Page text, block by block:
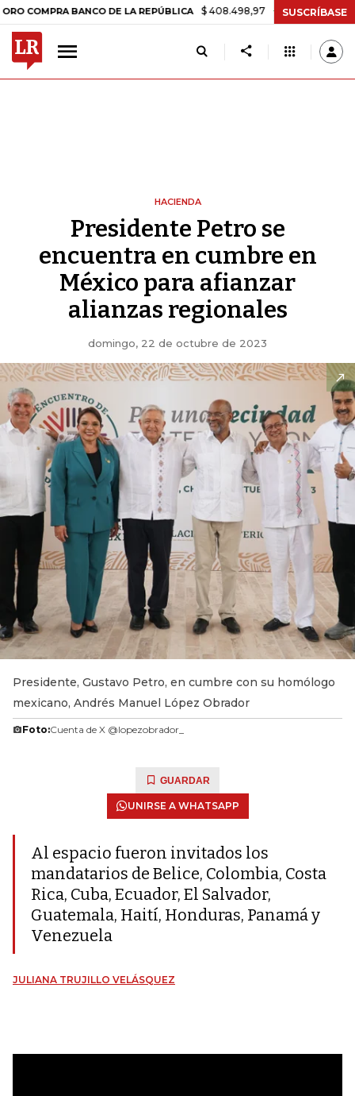
BANCO DE LA REPÚBLICA $ 408.498,97 +$ 8.753,81 +2,19%
SUSCRÍBASE
HACIENDA
Presidente Petro se
encuentra en cumbre en
México para afianzar
alianzas regionales
domingo, 22 de octubre de 2023
Presidente, Gustavo Petro, en cumbre con su homólogo
mexicano, Andrés Manuel López Obrador
Foto:Cuenta de X @lopezobrador_
GUARDAR
UNIRSE A WHATSAPP
Al espacio fueron invitados los
mandatarios de Belice, Colombia, Costa
Rica, Cuba, Ecuador, El Salvador,
Guatemala, Haití, Honduras, Panamá y
Venezuela
JULIANA TRUJILLO VELÁSQUEZ